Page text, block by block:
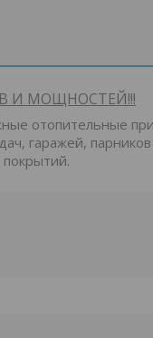
И МОЩНОСТЕЙ!!!
отопительные
гаражей,